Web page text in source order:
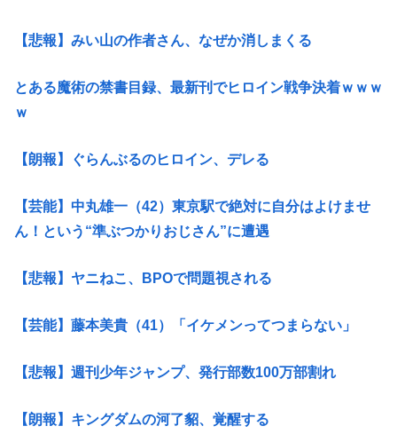
【悲報】みい山の作者さん、なぜか消しまくる
とある魔術の禁書目録、最新刊でヒロイン戦争決着ｗｗｗ
ｗ
【朗報】ぐらんぶるのヒロイン、デレる
【芸能】中丸雄一（42）東京駅で絶対に自分はよけませ
ん！という“準ぶつかりおじさん”に遭遇
【悲報】ヤニねこ、BPOで問題視される
【芸能】藤本美貴（41）「イケメンってつまらない」
【悲報】週刊少年ジャンプ、発行部数100万部割れ
【朗報】キングダムの河了貂、覚醒する